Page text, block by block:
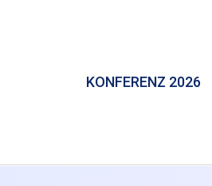
KONFERENZ 2026